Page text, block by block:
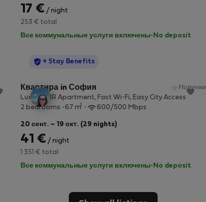
17 € / night
253 € total
Все коммунальные услуги включены· No deposit
StayProtection
+ Stay Benefits
Квартира in София
Новинки
Luxury 2BR Apartment, Fast Wi-Fi, Easy City Access
2 bedrooms
67 m2 600/500 Mbps
20 сент. – 19 окт. (29 nights)
41 € / night
1 351 € total
Все коммунальные услуги включены· No deposit